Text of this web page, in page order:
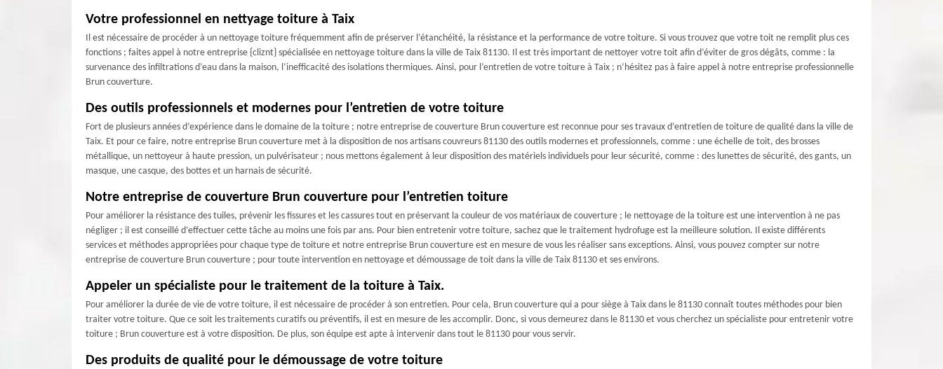
Votre professionnel en nettyage toiture à Taix
Il est nécessaire de procéder à un nettoyage toiture fréquemment afin de préserver l’étanchéité, la résistance et la performance de votre toiture. Si vous trouvez que votre toit ne remplit plus ces
fonctions ; faites appel à notre entreprise {cliznt} spécialisée en nettoyage toiture dans la ville de Taix 81130. Il est très important de nettoyer votre toit afin d’éviter de gros dégâts, comme : la
survenance des infiltrations d’eau dans la maison, l’inefficacité des isolations thermiques. Ainsi, pour l’entretien de votre toiture à Taix ; n’hésitez pas à faire appel à notre entreprise professionnelle
Brun couverture.
Des outils professionnels et modernes pour l’entretien de votre toiture
Fort de plusieurs années d’expérience dans le domaine de la toiture ; notre entreprise de couverture Brun couverture est reconnue pour ses travaux d’entretien de toiture de qualité dans la ville de
Taix. Et pour ce faire, notre entreprise Brun couverture met à la disposition de nos artisans couvreurs 81130 des outils modernes et professionnels, comme : une échelle de toit, des brosses
métallique, un nettoyeur à haute pression, un pulvérisateur ; nous mettons également à leur disposition des matériels individuels pour leur sécurité, comme : des lunettes de sécurité, des gants, un
masque, une casque, des bottes et un harnais de sécurité.
Notre entreprise de couverture Brun couverture pour l’entretien toiture
Pour améliorer la résistance des tuiles, prévenir les fissures et les cassures tout en préservant la couleur de vos matériaux de couverture ; le nettoyage de la toiture est une intervention à ne pas
négliger ; il est conseillé d’effectuer cette tâche au moins une fois par ans. Pour bien entretenir votre toiture, sachez que le traitement hydrofuge est la meilleure solution. Il existe différents
services et méthodes appropriées pour chaque type de toiture et notre entreprise Brun couverture est en mesure de vous les réaliser sans exceptions. Ainsi, vous pouvez compter sur notre
entreprise de couverture Brun couverture ; pour toute intervention en nettoyage et démoussage de toit dans la ville de Taix 81130 et ses environs.
Appeler un spécialiste pour le traitement de la toiture à Taix.
Pour améliorer la durée de vie de votre toiture, il est nécessaire de procéder à son entretien. Pour cela, Brun couverture qui a pour siège à Taix dans le 81130 connaît toutes méthodes pour bien
traiter votre toiture. Que ce soit les traitements curatifs ou préventifs, il est en mesure de les accomplir. Donc, si vous demeurez dans le 81130 et vous cherchez un spécialiste pour entretenir votre
toiture ; Brun couverture est à votre disposition. De plus, son équipe est apte à intervenir dans tout le 81130 pour vous servir.
Des produits de qualité pour le démoussage de votre toiture